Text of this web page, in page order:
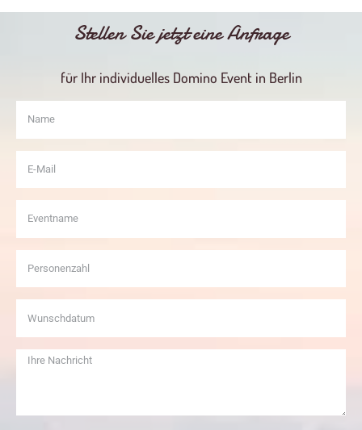
Stellen Sie jetzt eine Anfrage
für Ihr individuelles Domino Event in Berlin